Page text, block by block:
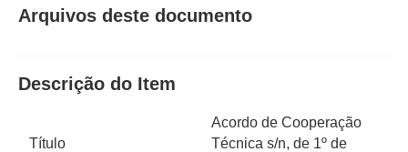
Arquivos deste documento
Descrição do Item
Título
Acordo de Cooperação
Técnica s/n, de 1º de